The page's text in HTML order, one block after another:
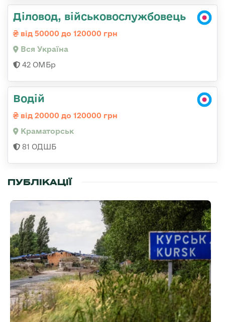
Діловод, військовослужбовець
від 50000 до 120000 грн
Вся Україна
42 ОМБр
Водій
від 20000 до 120000 грн
Краматорськ
81 ОДШБ
ПУБЛІКАЦІЇ